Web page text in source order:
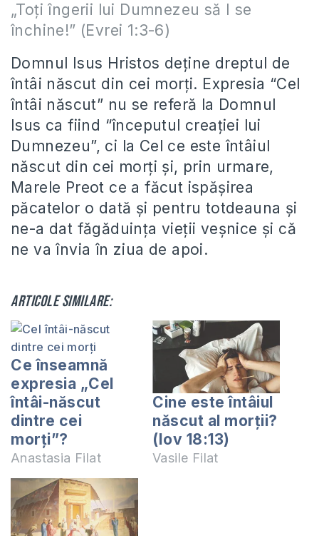
„Toţi îngerii lui Dumnezeu să I se
închine!” (Evrei 1:3-6)
Domnul Isus Hristos deține dreptul de
întâi născut din cei morți. Expresia “Cel
întâi născut” nu se referă la Domnul
Isus ca fiind “începutul creației lui
Dumnezeu”, ci la Cel ce este întâiul
născut din cei morți și, prin urmare,
Marele Preot ce a făcut ispășirea
păcatelor o dată și pentru totdeauna și
ne-a dat făgăduința vieții veșnice și că
ne va învia în ziua de apoi.
Articole similare:
Ce înseamnă
expresia „Cel
întâi-născut
dintre cei
morți”?
Anastasia Filat
Cine este întâiul
născut al morții?
(Iov 18:13)
Vasile Filat